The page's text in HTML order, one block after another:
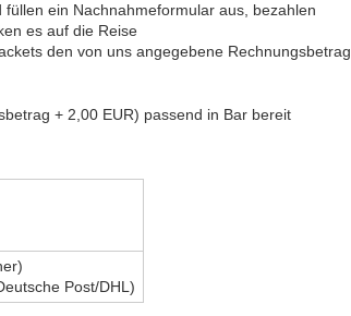
ein Nachnahmeformular aus, bezahlen
es auf die Reise
den von uns angegebene Rechnungsbetrag
+ 2,00 EUR) passend in Bar bereit
Post/DHL)